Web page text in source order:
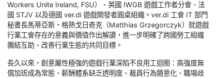
Workers Unite Ireland, FSU）、英國 IWGB 遊戲工作者分會、法
國 STJV 以及德國 ver.di 遊戲開發者圓桌組織。ver.di 工會 IT 部門
秘書長馬蒂亞斯・格熱戈日奇克（Matthias Grzegorczyk）就遊戲
行業工會存在的意義與價值作出解讀，進一步明確了跨國勞工組織
團結互助、改善行業生態的共同目標。
長久以來，創意屬性極強的遊戲行業深陷不良用工迴圈：高強度無
償加班成為常態、薪酬體系缺乏透明度、裁員行為隨意化、職場歧